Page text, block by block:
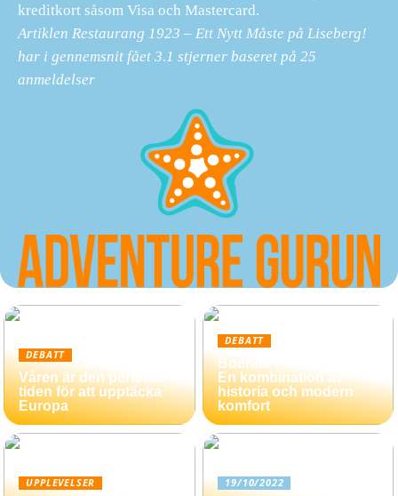
kreditkort såsom Visa och Mastercard.
Artiklen Restaurang 1923 – Ett Nytt Måste på Liseberg!
har i gennemsnit fået 3.1 stjerner baseret på 25
anmeldelser
DEBATT
Våren är den perfekta
tiden för att upptäcka
Europa
DEBATT
Boende i Göteborg –
En kombination av
historia och modern
komfort
UPPLEVELSER 19/10/2022